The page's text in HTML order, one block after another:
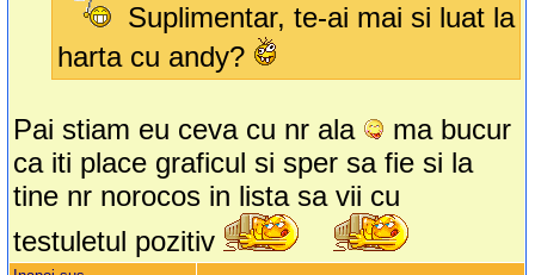
Suplimentar, te-ai mai si luat la
harta cu andy?
Pai stiam eu ceva cu nr ala
ma bucur
ca iti place graficul si sper sa fie si la
tine nr norocos in lista sa vii cu
testuletul pozitiv